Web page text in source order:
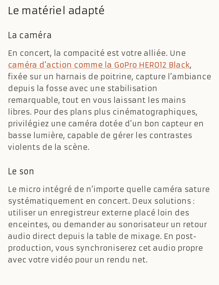
Le matériel adapté
La caméra
En concert, la compacité est votre alliée. Une
caméra d’action comme la GoPro HERO12 Black,
fixée sur un harnais de poitrine, capture l’ambiance
depuis la fosse avec une stabilisation
remarquable, tout en vous laissant les mains
libres. Pour des plans plus cinématographiques,
privilégiez une caméra dotée d’un bon capteur en
basse lumière, capable de gérer les contrastes
violents de la scène.
Le son
Le micro intégré de n’importe quelle caméra sature
systématiquement en concert. Deux solutions :
utiliser un enregistreur externe placé loin des
enceintes, ou demander au sonorisateur un retour
audio direct depuis la table de mixage. En post-
production, vous synchroniserez cet audio propre
avec votre vidéo pour un rendu net.